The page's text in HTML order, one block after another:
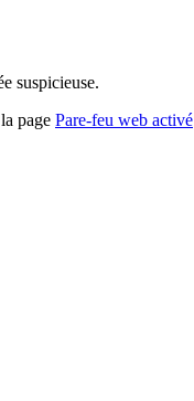
suspicieuse.
page Pare-feu web activé